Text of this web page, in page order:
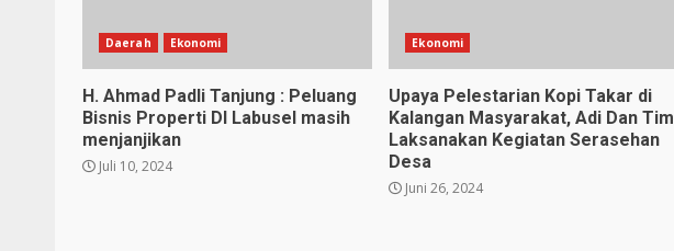
Daerah Ekonomi
H. Ahmad Padli Tanjung : Peluang
Bisnis Properti DI Labusel masih
menjanjikan
Juli 10, 2024
Ekonomi
Upaya Pelestarian Kopi Takar di
Kalangan Masyarakat, Adi Dan Tim
Laksanakan Kegiatan Serasehan
Desa
Juni 26, 2024